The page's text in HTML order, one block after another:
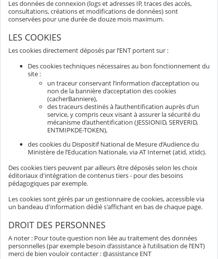
Les données de connexion (logs et adresses IP, traces des accès,
consultations, créations et modifications de données) sont
conservées pour une durée de douze mois maximum.
LES COOKIES
Les cookies directement déposés par l’ENT portent sur :
Des cookies techniques nécessaires au bon fonctionnement du
site :
un traceur conservant l’information d’acceptation ou
non de la bannière d’acceptation des cookies
(cacherBanniere),
des traceurs destinés à l’authentification auprès d’un
service, y compris ceux visant à assurer la sécurité du
mécanisme d’authentification (JESSIONID, SERVERID,
ENTMIPKDE-TOKEN),
des cookies du Dispositif National de Mesure d’Audience du
Ministère de l’Education Nationale, via AT Internet (atid, xtidc).
Des cookies tiers peuvent par ailleurs être déposés selon les choix
éditoriaux d'intégration de contenus tiers - pour des besoins
pédagogiques par exemple.
Les cookies sont gérés par un gestionnaire de cookies, accessible via
un bandeau d'information dédié s'affichant en bas de chaque page.
DROIT DES PERSONNES
A noter : Pour toute question non liée au traitement des données
personnelles (par exemple besoin d’assistance à l’utilisation de l’ENT)
merci de bien vouloir contacter : @assistance ENT